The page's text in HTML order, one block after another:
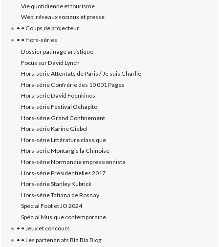
Vie quotidienne et tourisme
Web, réseaux sociaux et presse
• • Coups de projecteur
• • Hors-séries
Dossier patinage artistique
Focus sur David Lynch
Hors-série Attentats de Paris / Je suis Charlie
Hors-série Confrérie des 10 001 Pages
Hors-série David Foenkinos
Hors-série Festival Ochapito
Hors-série Grand Confinement
Hors-série Karine Giebel
Hors-série Littérature classique
Hors-série Montargis la Chinoise
Hors-série Normandie impressionniste
Hors-série Présidentielles 2017
Hors-série Stanley Kubrick
Hors-série Tatiana de Rosnay
Spécial Foot et JO 2024
Spécial Musique contemporaine
• • Jeux et concours
• • Les partenariats Bla Bla Blog